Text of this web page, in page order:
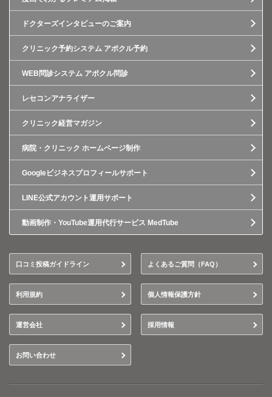
ドクターズインタビューのご案内
クリニック予約システム アポクル予約
WEB問診システム アポクル問診
レセコンアナライザー
クリニック経営マガジン
病院・クリニック ホームページ制作
Googleビジネスプロフィールサポート
LINE公式アカウント運用サポート
動画制作・YouTube運用代行サービス MedTube
口コミ投稿ガイドライン よくあるご質問（FAQ）
利用規約 個人情報保護方針
運営会社 採用情報
お問い合わせ